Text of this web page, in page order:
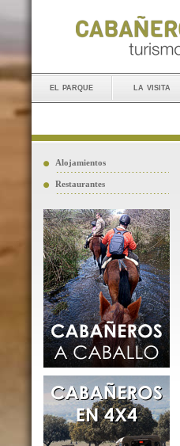
el parque la visita
Alojamientos
Restaurantes